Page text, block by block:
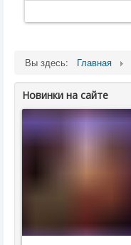
Вы здесь: Главная
Новинки на сайте